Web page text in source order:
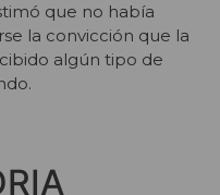
que no había
la convicción que la
algún tipo de